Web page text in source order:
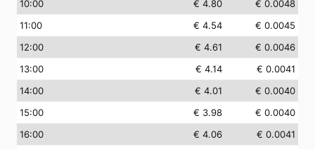
10:00 € 4.80
€ 0.0048
11:00 € 4.54
€ 0.0045
12:00 € 4.61
€ 0.0046
13:00 € 4.14
€ 0.0041
14:00 € 4.01
€ 0.0040
15:00 € 3.98
€ 0.0040
16:00 € 4.06
€ 0.0041